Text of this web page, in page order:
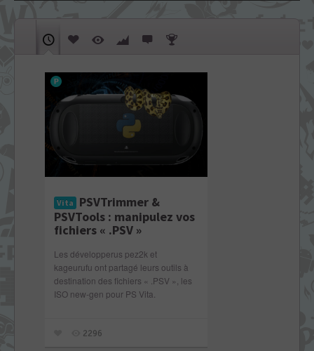
Vita PSVTrimmer &
PSVTools : manipulez vos
fichiers « .PSV »
Les développerus pez2k et
kageurufu ont partagé leurs outils à
destination des fichiers « .PSV », les
ISO new-gen pour PS Vita.
2296